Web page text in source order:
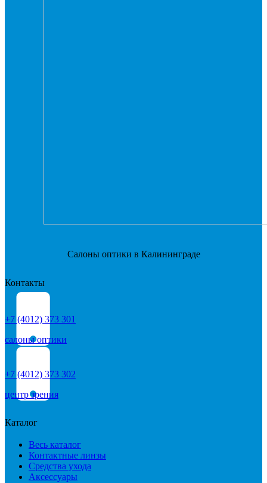
Салоны оптики в Калининграде
Контакты
+7 (4012) 373 301
салоны оптики
+7 (4012) 373 302
центр зрения
Каталог
Весь каталог
Контактные линзы
Средства ухода
Аксессуары